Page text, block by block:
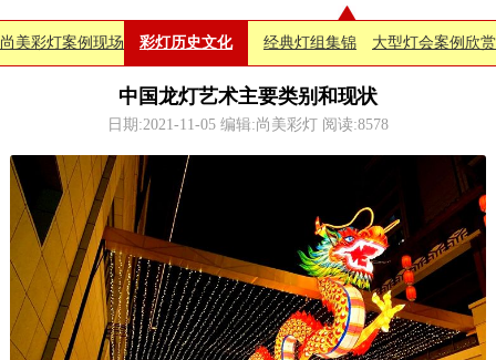
尚美彩灯案例现场 彩灯历史文化 经典灯组集锦 大型灯会案例欣赏
中国龙灯艺术主要类别和现状
日期:2021-11-05 编辑:尚美彩灯 阅读:8578